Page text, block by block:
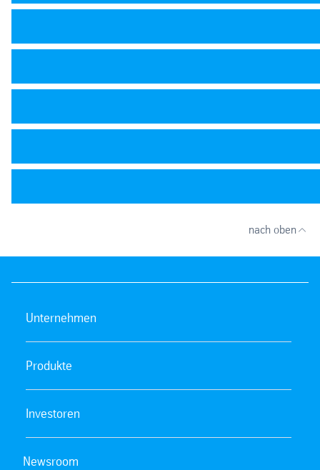
nach oben
Unternehmen
Produkte
Investoren
Newsroom